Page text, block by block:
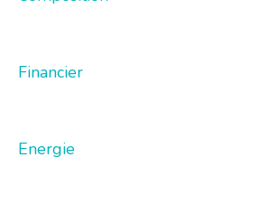
Financier
Energie